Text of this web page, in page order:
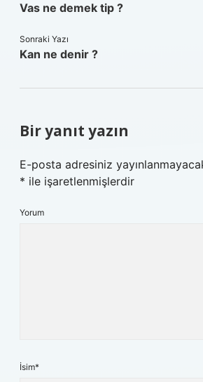
Vas ne demek tip ?
Sonraki Yazı
Kan ne denir ?
Bir yanıt yazın
E-posta adresiniz
* ile işaretlenmişlerdir
Yorum
İsim*